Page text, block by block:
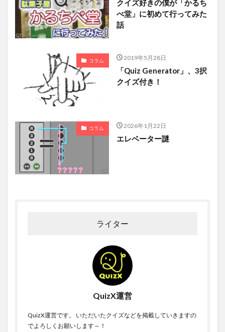
クイズ好きの僕が「かるち
べ堂」に初めて行ってみた
話
コラム 2019年5月28日
「Quiz Generator」、3択
クイズ付き！
コラム 2026年1月22日
エレベーター謎
ライター
QuizX運営
QuizX運営です。 いただいたクイズなどを掲載していきますの
でよろしくお願いします～！